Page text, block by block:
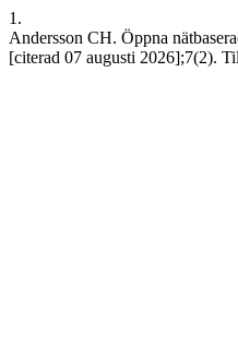
1.
Andersson CH. Öppna
[citerad 07 augusti 2026];7(2).